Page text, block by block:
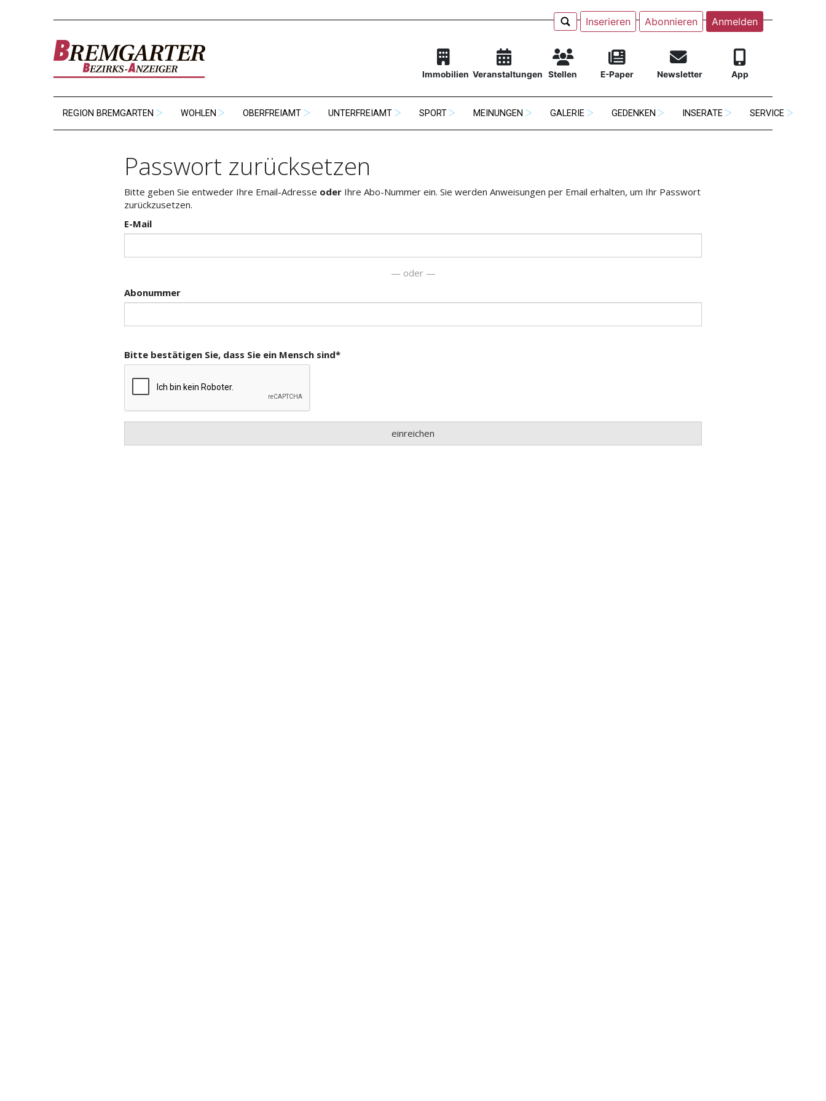
Inserieren Abonnieren Anmelden
Immobilien Veranstaltungen Stellen E-Paper Newsletter App
REGION BREMGARTEN WOHLEN OBERFREIAMT UNTERFREIAMT SPORT MEINUNGEN GALERIE GEDENKEN INSERATE SERVICE